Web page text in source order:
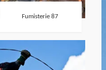
Fumisterie 87